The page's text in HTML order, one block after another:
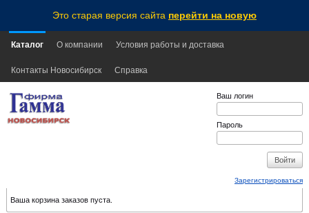
Это старая версия сайта перейти на новую
Каталог О компании Условия работы и доставка
Контакты Новосибирск Справка
Ваш логин
Пароль
Зарегистрироваться
Ваша корзина заказов пуста.